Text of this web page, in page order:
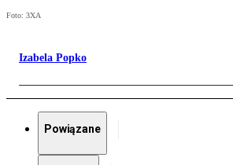
Foto: 3XA
Izabela Popko
Powiązane